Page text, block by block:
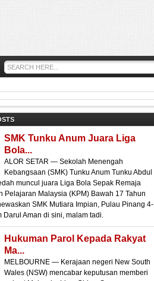
SMK Tunku Anum Juara Liga
Bola...
ALOR SETAR — Sekolah Menengah
Kebangsaan (SMK) Tunku Anum Tunku Abdul
muncul juara Liga Bola Sepak Remaja
Pelajaran Malaysia (KPM) Bawah 17 Tahun
SMK Mutiara Impian, Pulau Pinang 4-
Darul Aman di sini, malam tadi.
Hukuman Parol Kepada Rakyat
Ma...
MELBOURNE — Kerajaan negeri New South
Wales (NSW) mencabar keputusan memberi